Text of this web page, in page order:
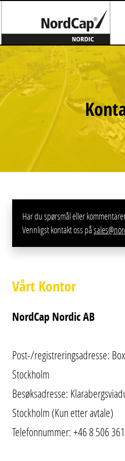
Har du spørsmål eller
Vennligst kontakt oss på
Vårt Kontor
NordCap Nordic AB
Post-/registreringsadresse:
Stockholm
Besøksadresse:
Stockholm (Kun etter avtale)
Telefonnummer: +46 8 506